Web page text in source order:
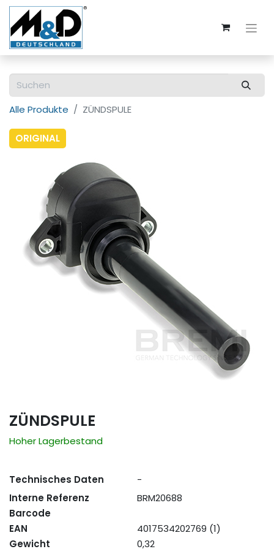
Alle Produkte ZÜNDSPULE
ORIGINAL
ZÜNDSPULE
Hoher Lagerbestand
Technisches Daten
-
Interne Referenz
BRM20688
Barcode
EAN
4017534202769 (1)
Gewicht
0,32